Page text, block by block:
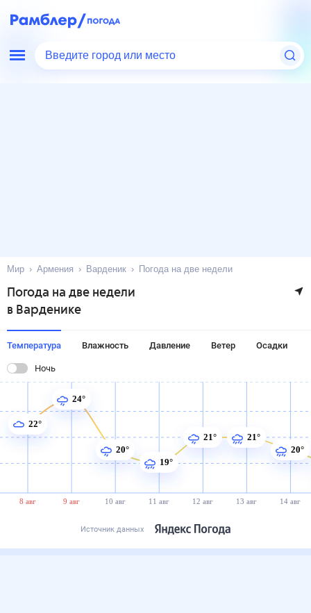
Введите город или место
Мир Армения Варденик Погода на две недели
Погода на две недели
в Варденике
Температура Влажность Давление Ветер Осадки
Ночь
8 авг 9 авг 10 авг 11 авг 12 авг 13 авг 14 авг
22°
24°
20°
19°
21°
21°
20°
Источник данных